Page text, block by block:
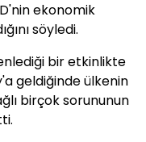
ekonomik
söyledi.
bir etkinlikte
geldiğinde ülkenin
birçok sorununun